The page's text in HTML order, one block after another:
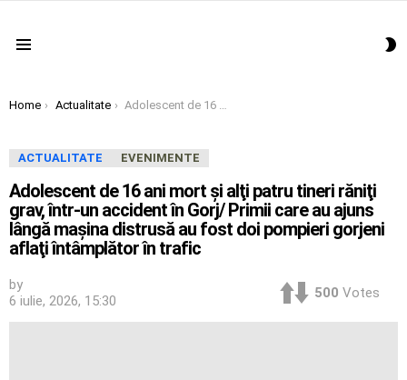
You are here:
Home Actualitate Adolescent de 16 ani mort şi alţi patru tineri răniţi grav, într-un accident în Gorj/ Primii care au ajuns lângă maşina distrusă au fost doi pompieri gorjeni aflaţi întâmplător în trafic
ACTUALITATE EVENIMENTE
Adolescent de 16 ani mort şi alţi patru tineri răniţi
grav, într-un accident în Gorj/ Primii care au ajuns
lângă maşina distrusă au fost doi pompieri gorjeni
aflaţi întâmplător în trafic
by
6 iulie, 2026, 15:30
500 Votes